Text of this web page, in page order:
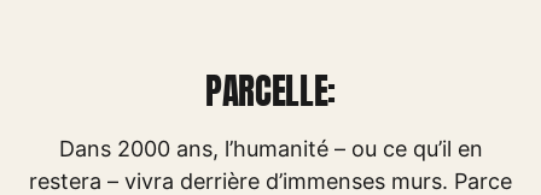
PARCELLE:
Dans 2000 ans, l’humanité – ou ce qu’il en
restera – vivra derrière d’immenses murs. Parce